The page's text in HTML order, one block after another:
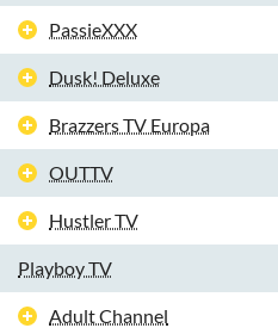
PassieXXX
Dusk! Deluxe
Brazzers TV Europa
OUTTV
Hustler TV
Playboy TV
Adult Channel